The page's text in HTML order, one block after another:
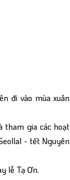
đi vào mùa xuân
tham gia các hoạt
- tết Nguyên
lễ Tạ Ơn.